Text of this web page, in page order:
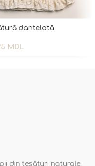
dantelată
MDL
din țesături naturale.